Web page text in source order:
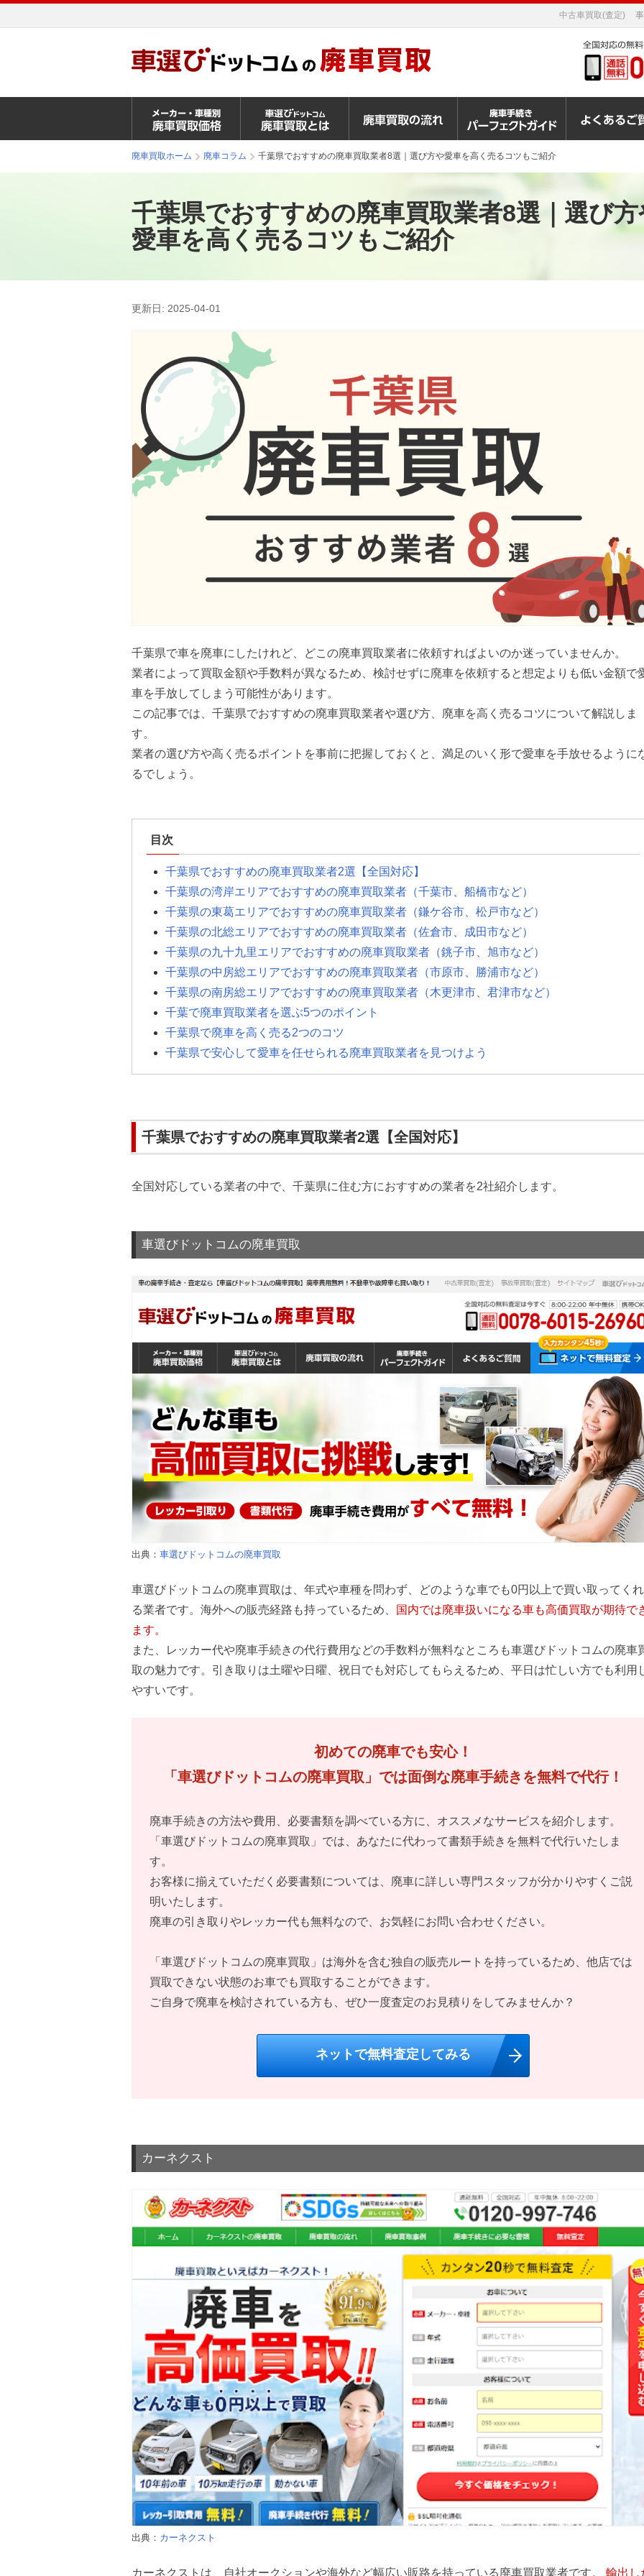
中古車買取(査定)
廃車買取ホーム 廃車コラム 千葉県でおすすめの廃車買取業者8選｜選び方や愛車を高く売るコツもご紹介
千葉県でおすすめの廃車買取業者8選｜選び
愛車を高く売るコツもご紹介
更新日: 2025-04-01
千葉県で車を廃車にしたけれど、どこの廃車買取業者に依頼すればよいのか迷っていませんか。
業者によって買取金額や手数料が異なるため、検討せずに廃車を依頼すると想定よりも低い金額で
車を手放してしまう可能性があります。
この記事では、千葉県でおすすめの廃車買取業者や選び方、廃車を高く売るコツについて解説しま
す。
業者の選び方や高く売るポイントを事前に把握しておくと、満足のいく形で愛車を手放せるように
るでしょう。
目次
千葉県でおすすめの廃車買取業者2選【全国対応】
千葉県の湾岸エリアでおすすめの廃車買取業者（千葉市、船橋市など）
千葉県の東葛エリアでおすすめの廃車買取業者（鎌ケ谷市、松戸市など）
千葉県の北総エリアでおすすめの廃車買取業者（佐倉市、成田市など）
千葉県の九十九里エリアでおすすめの廃車買取業者（銚子市、旭市など）
千葉県の中房総エリアでおすすめの廃車買取業者（市原市、勝浦市など）
千葉県の南房総エリアでおすすめの廃車買取業者（木更津市、君津市など）
千葉で廃車買取業者を選ぶ5つのポイント
千葉県で廃車を高く売る2つのコツ
千葉県で安心して愛車を任せられる廃車買取業者を見つけよう
千葉県でおすすめの廃車買取業者2選【全国対応】
全国対応している業者の中で、千葉県に住む方におすすめの業者を2社紹介します。
車選びドットコムの廃車買取
出典： 車選びドットコムの廃車買取
車選びドットコムの廃車買取は、年式や車種を問わず、どのような車でも0円以上で買い取ってくれ
る業者です。海外への販売経路も持っているため、
国内では廃車扱いになる車も高価買取が期待で
ます。
また、レッカー代や廃車手続きの代行費用などの手数料が無料なところも車選びドットコムの廃車
取の魅力です。引き取りは土曜や日曜、祝日でも対応してもらえるため、平日は忙しい方でも利用
やすいです。
初めての廃車でも安心！
「車選びドットコムの廃車買取」では面倒な廃車手続きを無料で代行！
廃車手続きの方法や費用、必要書類を調べている方に、オススメなサービスを紹介します。
「車選びドットコムの廃車買取」では、あなたに代わって書類手続きを無料で代行いたしま
す。
お客様に揃えていただく必要書類については、廃車に詳しい専門スタッフが分かりやすくご説
明いたします。
廃車の引き取りやレッカー代も無料なので、お気軽にお問い合わせください。
「車選びドットコムの廃車買取」は海外を含む独自の販売ルートを持っているため、他店では
買取できない状態のお車でも買取することができます。
ご自身で廃車を検討されている方も、ぜひ一度査定のお見積りをしてみませんか？
ネットで無料査定してみる
カーネクスト
出典： カーネクスト
カーネクストは、自社オークションや海外など幅広い販路を持っている廃車買取業者です。 輸出し